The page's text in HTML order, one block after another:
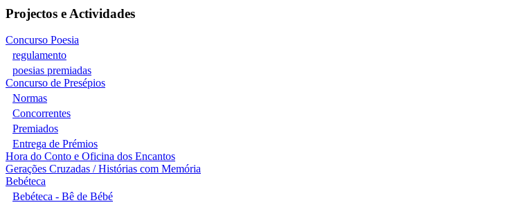
Projectos e Actividades
Concurso Poesia
regulamento
poesias premiadas
Concurso de Presépios
Normas
Concorrentes
Premiados
Entrega de Prémios
Hora do Conto e Oficina dos Encantos
Gerações Cruzadas / Histórias com Memória
Bebéteca
Bebéteca - Bê de Bébé